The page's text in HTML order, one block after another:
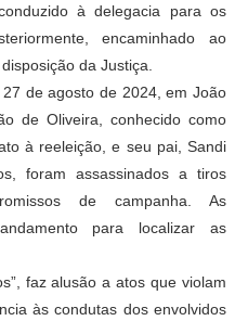
à delegacia para os
encaminhado ao
da Justiça.
de agosto de 2024, em João
de Oliveira, conhecido como
à reeleição, e seu pai, Sandi
foram assassinados a tiros
de campanha. As
para localizar as
faz alusão a atos que violam
às condutas dos envolvidos